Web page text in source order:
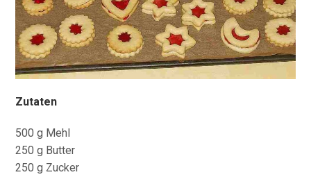
Zutaten
500 g Mehl
250 g Butter
250 g Zucker